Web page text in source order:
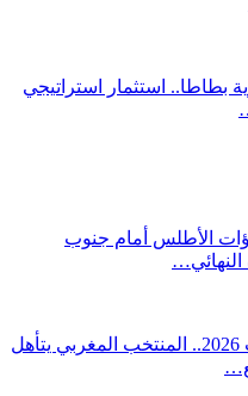
بطاطا.. استثمار استراتيجي
الأطلس أمام جنوب
النهائي…
كأس إفريقيا للسيدات-المغرب 2026.. المنتخب المغربي يتأهل